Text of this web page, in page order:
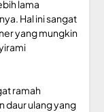
lama
Hal ini sangat
yang mungkin
ramah
daur ulang yang